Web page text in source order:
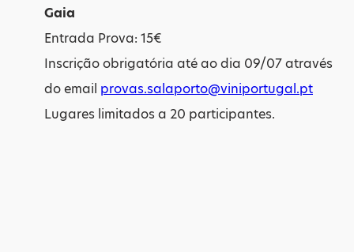
Gaia
Entrada Prova: 15€
Inscrição obrigatória até ao dia 09/07 através
do email provas.salaporto@viniportugal.pt
Lugares limitados a 20 participantes.